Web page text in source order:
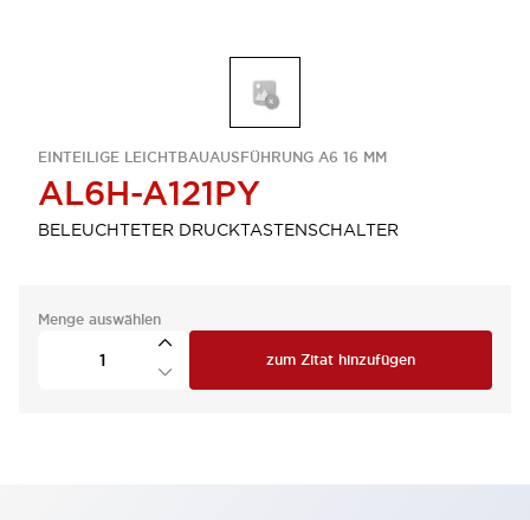
EINTEILIGE LEICHTBAUAUSFÜHRUNG A6 16 MM
AL6H-A121PY
BELEUCHTETER DRUCKTASTENSCHALTER
Menge auswählen
zum Zitat hinzufügen